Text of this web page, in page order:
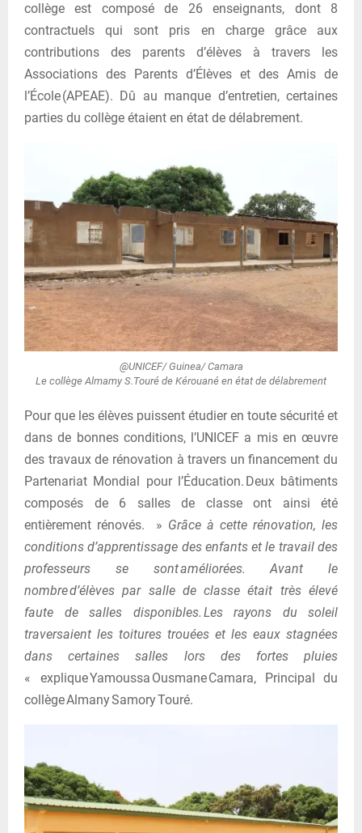
collège est composé de 26 enseignants, dont 8
contractuels qui sont pris en charge grâce aux
contributions des parents d’élèves à travers les
Associations des Parents d’Élèves et des Amis de
l’École (APEAE). Dû au manque d’entretien, certaines
parties du collège étaient en état de délabrement.
@UNICEF/ Guinea/ Camara
Le collège Almamy S.Touré de Kérouané en état de délabrement
Pour que les élèves puissent étudier en toute sécurité et
dans de bonnes conditions, l’UNICEF a mis en œuvre
des travaux de rénovation à travers un financement du
Partenariat Mondial pour l’Éducation. Deux bâtiments
composés de 6 salles de classe ont ainsi été
entièrement rénovés. » Grâce à cette rénovation, les
conditions d’apprentissage des enfants et le travail des
professeurs se sont améliorées. Avant le
nombre d’élèves par salle de classe était très élevé
faute de salles disponibles. Les rayons du soleil
traversaient les toitures trouées et les eaux stagnées
dans certaines salles lors des fortes pluies
« explique Yamoussa Ousmane Camara, Principal du
collège Almany Samory Touré.